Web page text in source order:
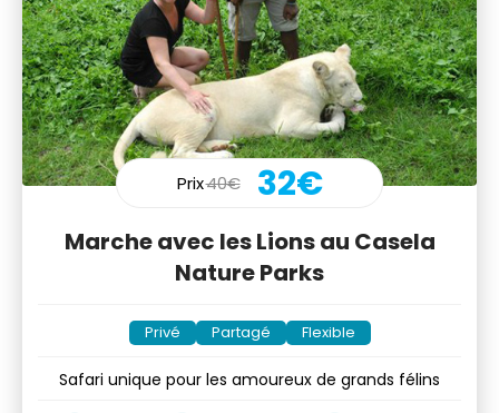
Prix40€ 32€
Marche avec les Lions au Casela
Nature Parks
Privé Partagé Flexible
Safari unique pour les amoureux de grands félins